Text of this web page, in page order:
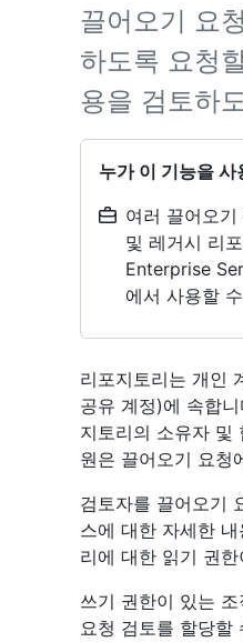
끌어오기 요
하도록 요청
용을 검토하
누가 이 기능을 사
여러 끌어오
및 레거시 리
Enterprise
에서 사용할
리포지토리는 개인
공유 계정)에 속합
지토리의 소유자 및
원은 끌어오기 요청
검토자를 끌어오기
스에 대한 자세한 내
리에 대한 읽기 권
쓰기 권한이 있는
요청 검토를 할당할